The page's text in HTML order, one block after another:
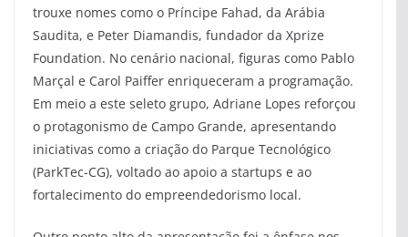
trouxe nomes como o Príncipe Fahad, da Arábia
Saudita, e Peter Diamandis, fundador da Xprize
Foundation. No cenário nacional, figuras como Pablo
Marçal e Carol Paiffer enriqueceram a programação.
Em meio a este seleto grupo, Adriane Lopes reforçou
o protagonismo de Campo Grande, apresentando
iniciativas como a criação do Parque Tecnológico
(ParkTec-CG), voltado ao apoio a startups e ao
fortalecimento do empreendedorismo local.